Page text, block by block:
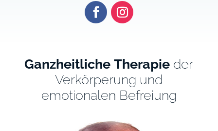
Ganzheitliche Therapie der
Verkörperung und
emotionalen Befreiung